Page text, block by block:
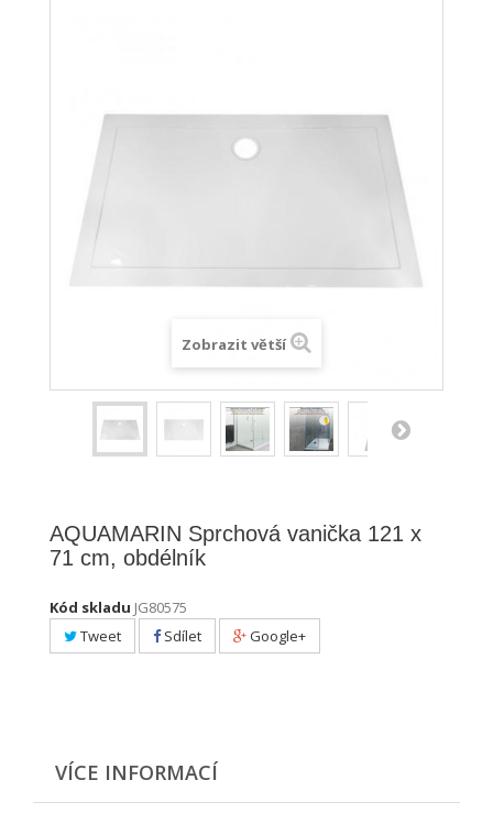
Zobrazit větší
AQUAMARIN Sprchová vanička 121 x
71 cm, obdélník
Kód skladu JG80575
Tweet
Sdílet Google+
VÍCE INFORMACÍ